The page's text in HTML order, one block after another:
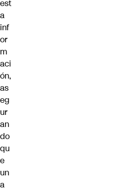
est
a
inf
or
m
aci
ón,
as
eg
ur
an
do
qu
e
un
a